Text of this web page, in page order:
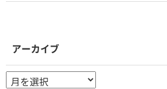
アーカイブ
ア
ー